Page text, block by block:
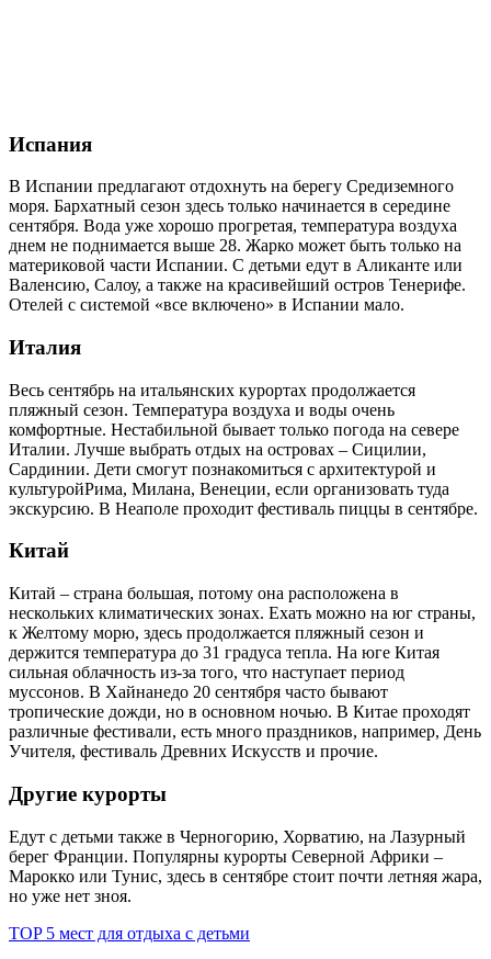
Испания
В Испании предлагают отдохнуть на берегу Средиземного
моря. Бархатный сезон здесь только начинается в середине
сентября. Вода уже хорошо прогретая, температура воздуха
днем не поднимается выше 28. Жарко может быть только на
материковой части Испании. С детьми едут в Аликанте или
Валенсию, Салоу, а также на красивейший остров Тенерифе.
Отелей с системой «все включено» в Испании мало.
Италия
Весь сентябрь на итальянских курортах продолжается
пляжный сезон. Температура воздуха и воды очень
комфортные. Нестабильной бывает только погода на севере
Италии. Лучше выбрать отдых на островах – Сицилии,
Сардинии. Дети смогут познакомиться с архитектурой и
культуройРима, Милана, Венеции, если организовать туда
экскурсию. В Неаполе проходит фестиваль пиццы в сентябре.
Китай
Китай – страна большая, потому она расположена в
нескольких климатических зонах. Ехать можно на юг страны,
к Желтому морю, здесь продолжается пляжный сезон и
держится температура до 31 градуса тепла. На юге Китая
сильная облачность из-за того, что наступает период
муссонов. В Хайнанедо 20 сентября часто бывают
тропические дожди, но в основном ночью. В Китае проходят
различные фестивали, есть много праздников, например, День
Учителя, фестиваль Древних Искусств и прочие.
Другие курорты
Едут с детьми также в Черногорию, Хорватию, на Лазурный
берег Франции. Популярны курорты Северной Африки –
Марокко или Тунис, здесь в сентябре стоит почти летняя жара,
но уже нет зноя.
TOP 5 мест для отдыха с детьми